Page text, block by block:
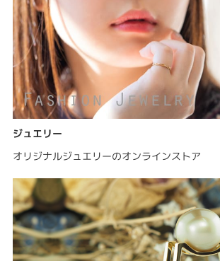
ジュエリー
オリジナルジュエリーのオンラインストア